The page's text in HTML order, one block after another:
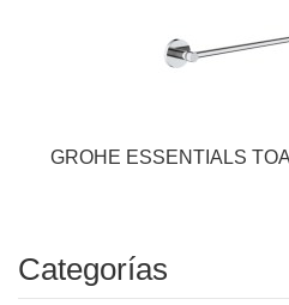
GROHE ESSENTIALS
Categorías